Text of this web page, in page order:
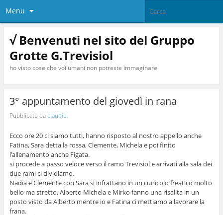
Menu
√ Benvenuti nel sito del Gruppo
Grotte G.Trevisiol
ho visto cose che voi umani non potreste immaginare
3° appuntamento del giovedì in rana
Pubblicato daclaudio
Ecco ore 20 ci siamo tutti, hanno risposto al nostro appello anche
Fatina, Sara detta la rossa, Clemente, Michela e poi finito
l’allenamento anche Figata.
si procede a passo veloce verso il ramo Trevisiol e arrivati alla sala dei
due rami ci dividiamo.
Nadia e Clemente con Sara si infrattano in un cunicolo freatico molto
bello ma stretto, Alberto Michela e Mirko fanno una risalita in un
posto visto da Alberto mentre io e Fatina ci mettiamo a lavorare la
frana.